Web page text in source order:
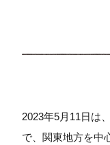
2023年5月11日は
で、関東地方を中